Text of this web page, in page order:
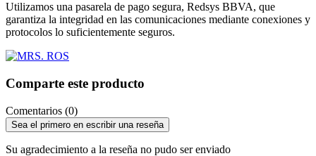
Utilizamos una pasarela de pago segura, Redsys BBVA, que
garantiza la integridad en las comunicaciones mediante conexiones y
protocolos lo suficientemente seguros.
Comparte este producto
Comentarios (0)
Sea el primero en escribir una reseña
Su agradecimiento a la reseña no pudo ser enviado